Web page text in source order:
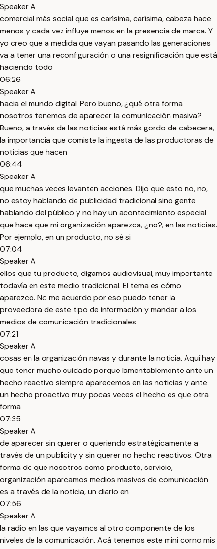
Speaker A
comercial más social que es carísima, carísima, cabeza hace
menos y cada vez influye menos en la presencia de marca. Y
yo creo que a medida que vayan pasando las generaciones
va a tener una reconfiguración o una resignificación que está
haciendo todo
06:26
Speaker A
hacia el mundo digital. Pero bueno, ¿qué otra forma
nosotros tenemos de aparecer la comunicación masiva?
Bueno, a través de las noticias está más gordo de cabecera,
la importancia que comiste la ingesta de las productoras de
noticias que hacen
06:44
Speaker A
que muchas veces levanten acciones. Dijo que esto no, no,
no estoy hablando de publicidad tradicional sino gente
hablando del público y no hay un acontecimiento especial
que hace que mi organización aparezca, ¿no?, en las noticias.
Por ejemplo, en un producto, no sé si
07:04
Speaker A
ellos que tu producto, digamos audiovisual, muy importante
todavía en este medio tradicional. El tema es cómo
aparezco. No me acuerdo por eso puedo tener la
proveedora de este tipo de información y mandar a los
medios de comunicación tradicionales
07:21
Speaker A
cosas en la organización navas y durante la noticia. Aquí hay
que tener mucho cuidado porque lamentablemente ante un
hecho reactivo siempre aparecemos en las noticias y ante
un hecho proactivo muy pocas veces el hecho es que otra
forma
07:35
Speaker A
de aparecer sin querer o queriendo estratégicamente a
través de un publicity y sin querer no hecho reactivos. Otra
forma de que nosotros como producto, servicio,
organización aparcamos medios masivos de comunicación
es a través de la noticia, un diario en
07:56
Speaker A
la radio en las que vayamos al otro componente de los
niveles de la comunicación. Acá tenemos este mini corno mis